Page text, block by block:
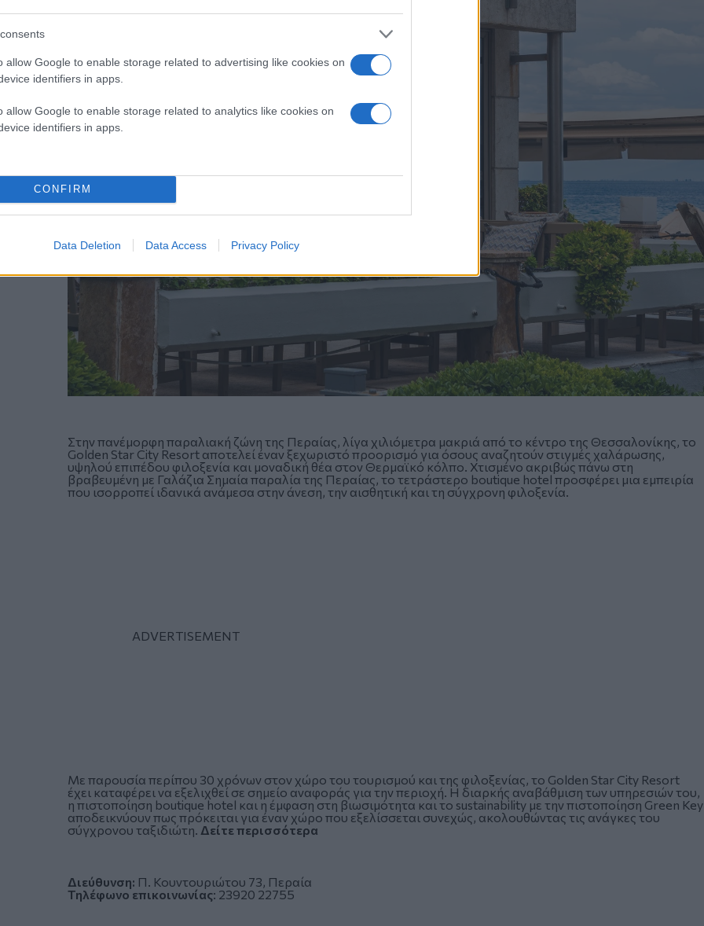
allow Google to enable storage related to advertising like cookies on
identifiers in apps.
allow Google to enable storage related to analytics like cookies on
identifiers in apps.
CONFIRM
Data Deletion Data Access Privacy Policy
Στην πανέμορφη παραλιακή ζώνη της Περαίας, λίγα χιλιόμετρα μακριά από το κέντρο της Θεσσαλονίκης, το
Golden Star City Resort αποτελεί έναν ξεχωριστό προορισμό για όσους αναζητούν στιγμές χαλάρωσης,
υψηλού επιπέδου φιλοξενία και μοναδική θέα στον Θερμαϊκό κόλπο. Χτισμένο ακριβώς πάνω στη
βραβευμένη με Γαλάζια Σημαία παραλία της Περαίας, το τετράστερο boutique hotel προσφέρει μια εμπειρία
που ισορροπεί ιδανικά ανάμεσα στην άνεση, την αισθητική και τη σύγχρονη φιλοξενία.
Με παρουσία περίπου 30 χρόνων στον χώρο του τουρισμού και της φιλοξενίας, το Golden Star City Resort
έχει καταφέρει να εξελιχθεί σε σημείο αναφοράς για την περιοχή. Η διαρκής αναβάθμιση των υπηρεσιών του,
η πιστοποίηση boutique hotel και η έμφαση στη βιωσιμότητα και το sustainability με την πιστοποίηση Green Key
αποδεικνύουν πως πρόκειται για έναν χώρο που εξελίσσεται συνεχώς, ακολουθώντας τις ανάγκες του
σύγχρονου ταξιδιώτη. Δείτε περισσότερα
Διεύθυνση: Π. Κουντουριώτου 73, Περαία
Τηλέφωνο επικοινωνίας: 23920 22755